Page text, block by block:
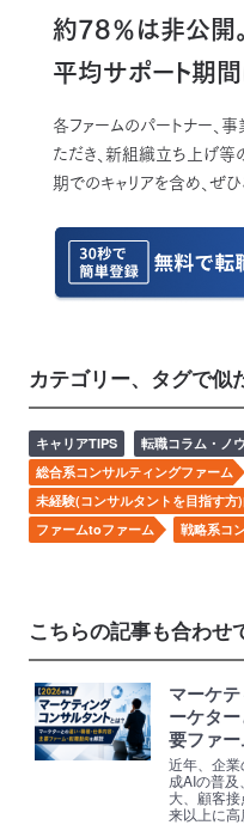
約78％は非公開。
平均サポート期間
各ファームのパートナー
ただき、新組織立ち上げ等
期でのキャリアを含め、ぜひ
カテゴリー、タグで似
キャリアTIPS
転職コラム・ノ
総合系コンサルティングファーム
未経験(コンサルタントを目指す方
ファームtoファーム
戦略系コ
こちらの記事も合わせ
マーケ
ーケタ
要ファ
近年、企
成AIの普
大、顧客
来以上に